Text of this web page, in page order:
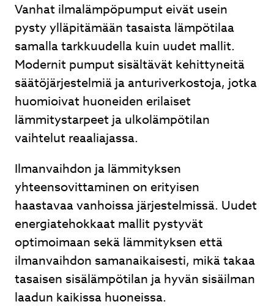
Vanhat ilmalämpöpumput eivät usein
pysty ylläpitämään tasaista lämpötilaa
samalla tarkkuudella kuin uudet mallit.
Modernit pumput sisältävät kehittyneitä
säätöjärjestelmiä ja anturiverkostoja, jotka
huomioivat huoneiden erilaiset
lämmitystarpeet ja ulkolämpötilan
vaihtelut reaaliajassa.
Ilmanvaihdon ja lämmityksen
yhteensovittaminen on erityisen
haastavaa vanhoissa järjestelmissä. Uudet
energiatehokkaat mallit pystyvät
optimoimaan sekä lämmityksen että
ilmanvaihdon samanaikaisesti, mikä takaa
tasaisen sisälämpötilan ja hyvän sisäilman
laadun kaikissa huoneissa.